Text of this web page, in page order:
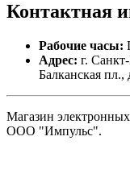
Контактная
Рабочие часы:
Адрес: г.
Балканская пл.,
Магазин
ООО "Импульс".